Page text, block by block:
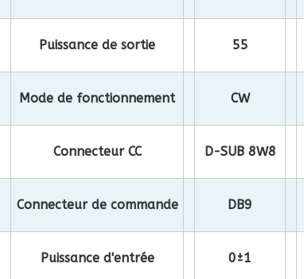
Puissance de sortie 55
Mode de fonctionnement CW
Connecteur CC D-SUB 8W8
Connecteur de commande DB9
Puissance d'entrée 0±1